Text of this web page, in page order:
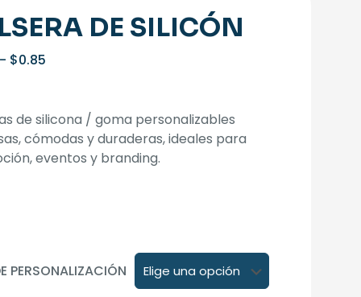
DE SILICÓN
- $0.85
desde
$0.80
hasta
de silicona / goma personalizables
cómodas y duraderas, ideales para
eventos y branding.
PERSONALIZACIÓN